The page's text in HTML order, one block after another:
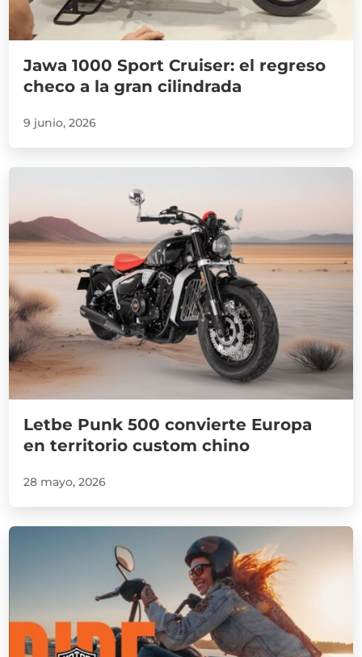
Jawa 1000 Sport Cruiser: el regreso
checo a la gran cilindrada
9 junio, 2026
Letbe Punk 500 convierte Europa
en territorio custom chino
28 mayo, 2026